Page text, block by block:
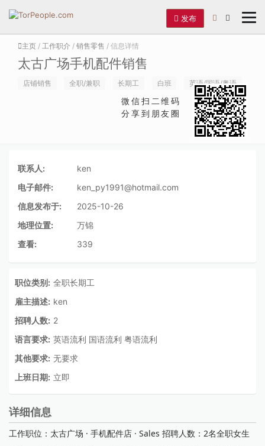
发布
主页 / 工作职介 / 销售零售 / 信息详情
太古广场手机配件销售
店铺销售 全职/兼职 长期工 白班 英语/国语/粤语
微信扫二维码
分享到朋友圈
联系人:
ken
电子邮件:
ken_py1991@hotmail.com
信息发布于:
2025-10-26
地理位置:
万锦
查看:
339
职位类别: 全职长期工
雇主描述: ken
招聘人数: 2
语言要求: 英语流利 国语流利 粤语流利
其他要求: 无要求
上班日期: 立即
详细信息
工作职位：太古广场 · 手机配件店 · Sales 招聘人数：2名全职女生